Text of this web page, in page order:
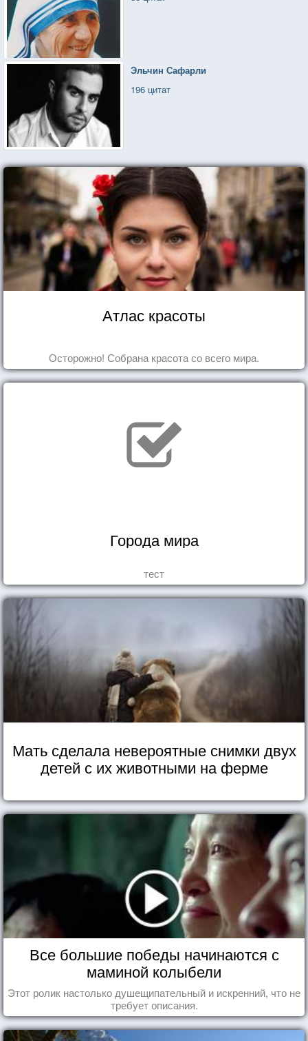
Эльчин Сафарли
196 цитат
Атлас красоты
Осторожно! Собрана красота со всего мира.
Города мира
тест
Мать сделала невероятные снимки двух
детей с их животными на ферме
Все большие победы начинаются с
маминой колыбели
Этот ролик настолько душещипательный и искренний, что не
требует описания.